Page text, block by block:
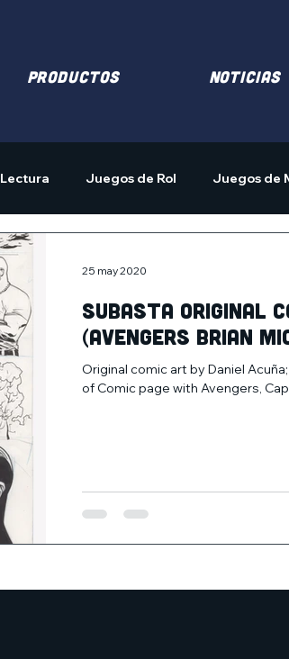
PRODUCTOS NOTICIAS
Lectura Juegos de Rol Juegos de
Subasta Original
(Avengers Brian
Original comic art by Daniel
of Comic page with Avengers,
25 may 2020